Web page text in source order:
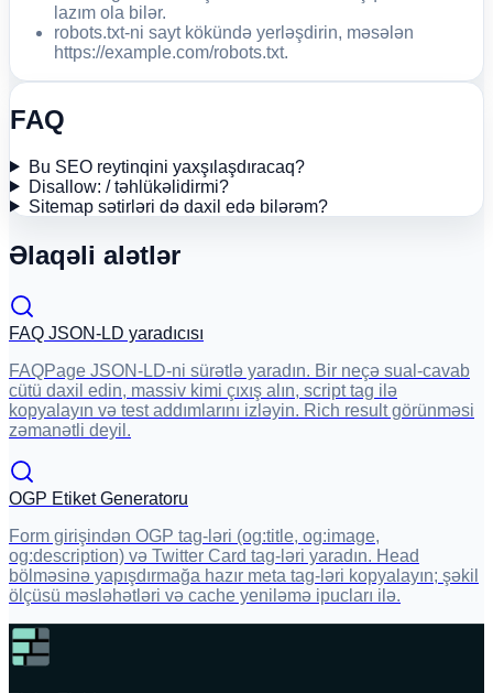
lazım ola bilər.
robots.txt-ni sayt kökündə yerləşdirin, məsələn
https://example.com/robots.txt.
FAQ
Bu SEO reytinqini yaxşılaşdıracaq?
Disallow: / təhlükəlidirmi?
Sitemap sətirləri də daxil edə bilərəm?
Əlaqəli alətlər
FAQ JSON-LD yaradıcısı
FAQPage JSON-LD-ni sürətlə yaradın. Bir neçə sual-cavab
cütü daxil edin, massiv kimi çıxış alın, script tag ilə
kopyalayın və test addımlarını izləyin. Rich result görünməsi
zəmanətli deyil.
OGP Etiket Generatoru
Form girişindən OGP tag-ləri (og:title, og:image,
og:description) və Twitter Card tag-ləri yaradın. Head
bölməsinə yapışdırmağa hazır meta tag-ləri kopyalayın; şəkil
ölçüsü məsləhətləri və cache yeniləmə ipucları ilə.